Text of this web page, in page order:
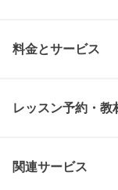
料金とサービス
レッスン予約・教
関連サービス